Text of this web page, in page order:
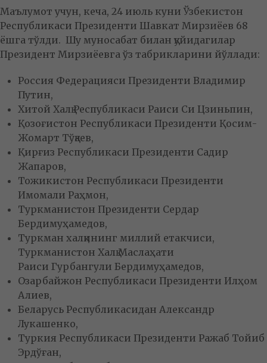
Маълумот учун, кеча, 24 июль куни Ўзбекистон
Республикаси Президенти Шавкат Мирзиёев 68
ёшга тўлди. Шу муносабат билан қуйидагилар
Президент Мирзиёевга ўз табрикларини йўллади:
Россия Федерацияси Президенти Владимир
Путин,
Хитой Халқ Республикаси Раиси Си Цзиньпин,
Қозоғистон Республикаси Президенти Қосим-
Жомарт Тўқаев,
Қирғиз Республикаси Президенти Садир
Жапаров,
Тожикистон Республикаси Президенти
Имомали Раҳмон,
Туркманистон Президенти Сердар
Бердимуҳамедов,
Туркман халқининг миллий етакчиси,
Туркманистон Халқ Маслаҳати
Раиси Гурбангули Бердимуҳамедов,
Озарбайжон Республикаси Президенти Илҳом
Алиев,
Беларусь Республикасидан Александр
Лукашенко,
Туркия Республикаси Президенти Ражаб Тойиб
Эрдўған,